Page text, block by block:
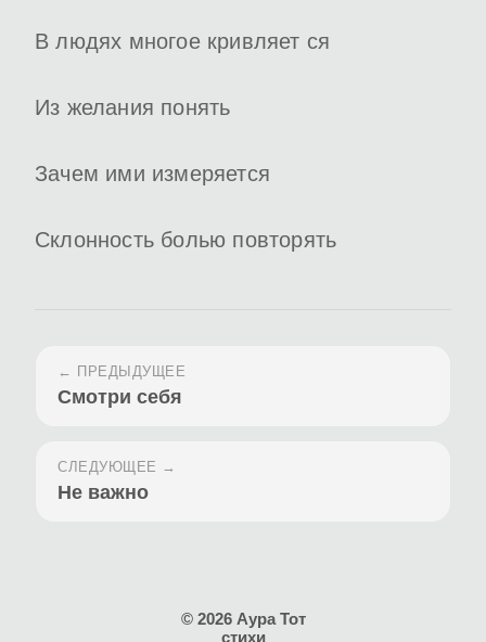
В людях многое кривляет ся
Из желания понять
Зачем ими измеряется
Склонность болью повторять
← ПРЕДЫДУЩЕЕ
Смотри себя
СЛЕДУЮЩЕЕ →
Не важно
© 2026 Аура Тот
стихи